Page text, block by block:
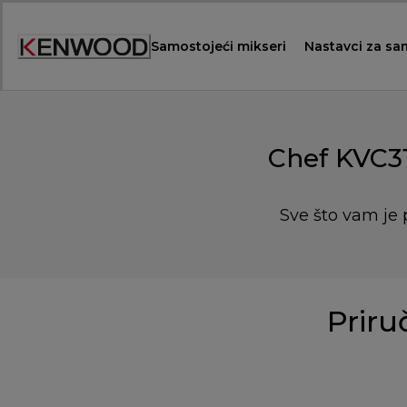
Content
Samostojeći mikseri Nastavci za
Chef
Sve što vam je